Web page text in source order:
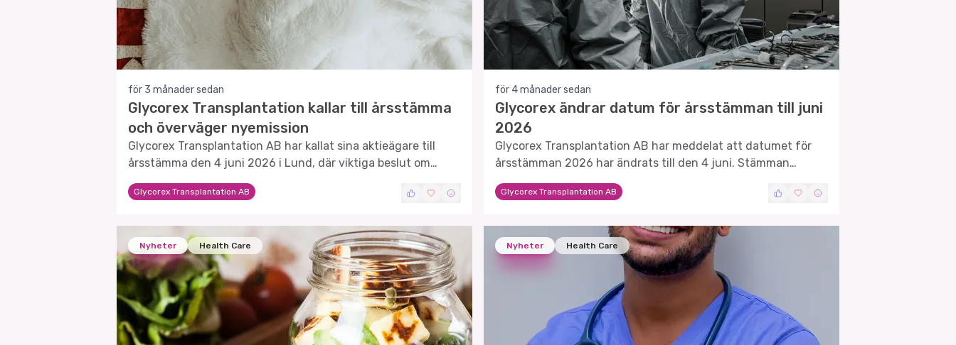
för 3 månader sedan
Glycorex Transplantation kallar till årsstämma
och överväger nyemission
Glycorex Transplantation AB har kallat sina aktieägare till
årsstämma den 4 juni 2026 i Lund, där viktiga beslut om
framtida strategier kommer att diskuteras.
Glycorex Transplantation AB
för 4 månader sedan
Glycorex ändrar datum för årsstämman till juni
2026
Glycorex Transplantation AB har meddelat att datumet för
årsstämman 2026 har ändrats till den 4 juni. Stämman
kommer att hållas i Lund.
Glycorex Transplantation AB
Nyheter Health Care Nyheter Health Care